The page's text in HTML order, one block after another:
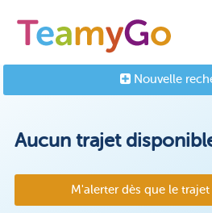
Nouvelle
Aucun trajet
M'alerter dès que le